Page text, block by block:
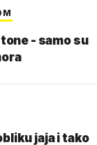
- samo su
jaja i tako